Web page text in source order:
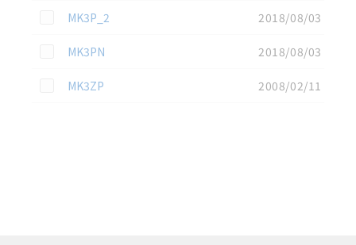
この資料を選択
MK3P_2
2018/08/03
この資料を選択
MK3PN
2018/08/03
この資料を選択
MK3ZP 2008/02/11